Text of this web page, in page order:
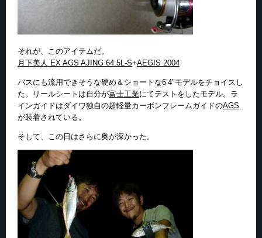
それが、このアイテムだ。
月下美人 EX AGS AJING 64.5L-S+AEGIS 2004
バスにも流用できそうな硬め＆ショートな6’4"モデルをチョイスし
た。リールシートは自分が富士工業にてテストをしたモデル。ラ
インガイドはダイワ独自の超軽量カーボンフレームガイドのAGS
が装着されている。
そして、この日はさらに奥が深かった。